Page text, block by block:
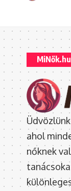
MiNők.hu
ahol
nőknek